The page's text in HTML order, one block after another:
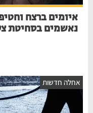
איומים ברצח
נאשמים בסחיטת
אחלה חדשות